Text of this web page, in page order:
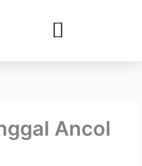
Ancol